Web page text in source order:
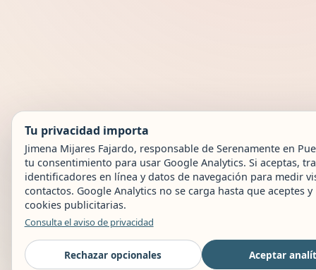
Tu privacidad importa
Jimena Mijares Fajardo, responsable de Serenamente en
tu consentimiento para usar Google Analytics. Si aceptas,
identificadores en línea y datos de navegación para medir
contactos. Google Analytics no se carga hasta que aceptes
cookies publicitarias.
Consulta el aviso de privacidad
Rechazar opcionales Aceptar